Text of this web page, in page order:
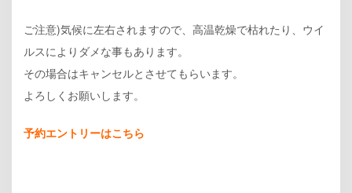
ご注意)気候に左右されますので、高温乾燥で枯れたり、ウイ
ルスによりダメな事もあります。
その場合はキャンセルとさせてもらいます。
よろしくお願いします。
予約エントリーはこちら